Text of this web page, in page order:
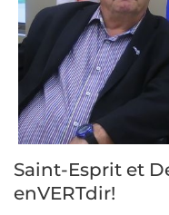
Saint-Esprit et
enVERTdir!